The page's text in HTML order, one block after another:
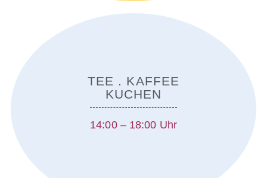
TEE . KAFFEE
KUCHEN
14:00 – 18:00 Uhr